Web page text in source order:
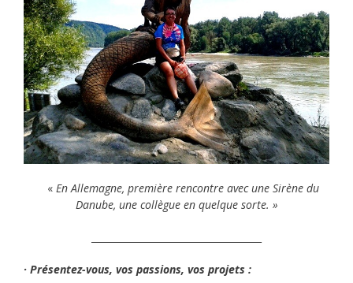
« En Allemagne, première rencontre avec une Sirène du
Danube, une collègue en quelque sorte. »
· Présentez-vous, vos passions, vos projets :